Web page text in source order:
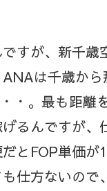
すが、新千
は千歳から
・。最も距離
るんですが
とFOP単価
仕方ないの